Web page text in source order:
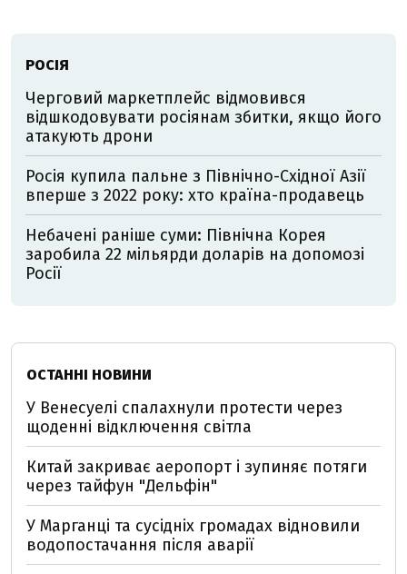
РОСІЯ
Черговий маркетплейс відмовився
відшкодовувати росіянам збитки, якщо його
атакують дрони
Росія купила пальне з Північно-Східної Азії
вперше з 2022 року: хто країна-продавець
Небачені раніше суми: Північна Корея
заробила 22 мільярди доларів на допомозі
Росії
ОСТАННІ НОВИНИ
У Венесуелі спалахнули протести через
щоденні відключення світла
Китай закриває аеропорт і зупиняє потяги
через тайфун "Дельфін"
У Марганці та сусідніх громадах відновили
водопостачання після аварії